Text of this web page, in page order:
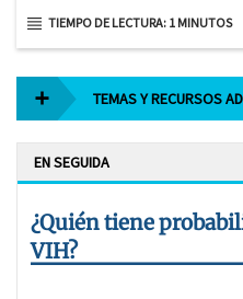
TIEMPO DE LECTURA: 1 MINUTOS
TEMAS Y RECURSOS
EN SEGUIDA
¿Quién tiene
VIH?